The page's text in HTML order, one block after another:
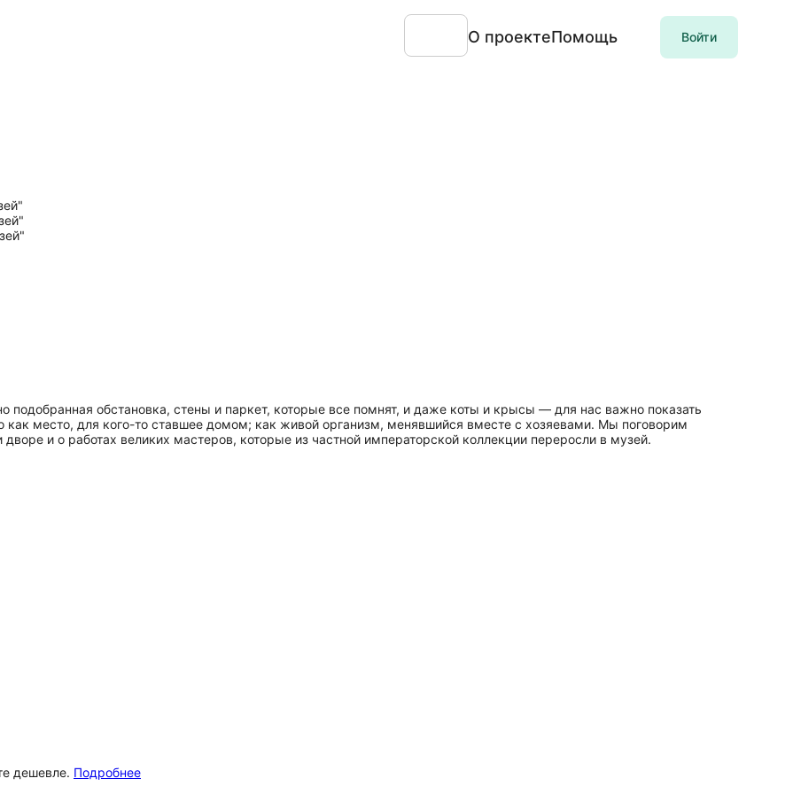
О проектеПомощь Войти
подобранная обстановка, стены и паркет, которые все помнят, и даже коты и крысы — для нас важно показать
место, для кого-то ставшее домом; как живой организм, менявшийся вместе с хозяевами. Мы поговорим
и о работах великих мастеров, которые из частной императорской коллекции переросли в музей.
дешевле. Подробнее